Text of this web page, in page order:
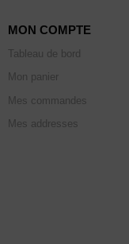
MON COMPTE
Tableau de bord
Mon panier
Mes commandes
Mes addresses